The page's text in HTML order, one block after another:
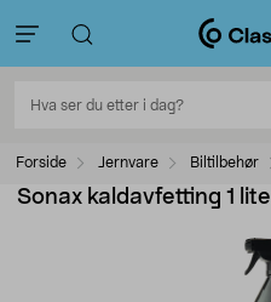
Forside Jernvare Biltilbehør
Sonax kaldavfetting 1